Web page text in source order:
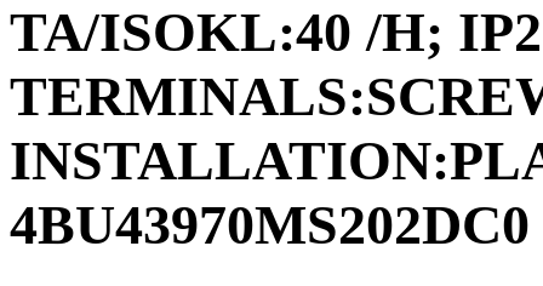
TA/ISOKL:40 /H;